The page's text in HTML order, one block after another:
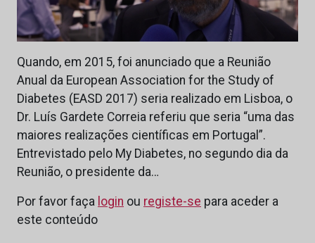
Quando, em 2015, foi anunciado que a Reunião
Anual da European Association for the Study of
Diabetes (EASD 2017) seria realizado em Lisboa, o
Dr. Luís Gardete Correia referiu que seria “uma das
maiores realizações científicas em Portugal”.
Entrevistado pelo My Diabetes, no segundo dia da
Reunião, o presidente da…
Por favor faça login ou registe-se para aceder a
este conteúdo